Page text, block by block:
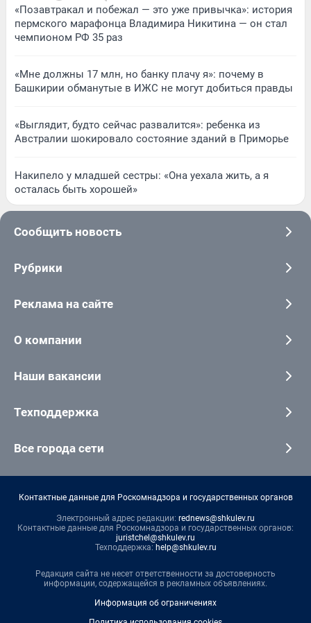
«Позавтракал и побежал — это уже привычка»: история
пермского марафонца Владимира Никитина — он стал
чемпионом РФ 35 раз
«Мне должны 17 млн, но банку плачу я»: почему в
Башкирии обманутые в ИЖС не могут добиться правды
«Выглядит, будто сейчас развалится»: ребенка из
Австралии шокировало состояние зданий в Приморье
Накипело у младшей сестры: «Она уехала жить, а я
осталась быть хорошей»
Сообщить новость
Рубрики
Реклама на сайте
О компании
Наши вакансии
Техподдержка
Все города сети
Контактные данные для Роскомнадзора и государственных органов
Электронный адрес редакции: rednews@shkulev.ru
Контактные данные для Роскомнадзора и государственных органов:
juristchel@shkulev.ru
Техподдержка: help@shkulev.ru
Редакция сайта не несет ответственности за достоверность
информации, содержащейся в рекламных объявлениях.
Информация об ограничениях